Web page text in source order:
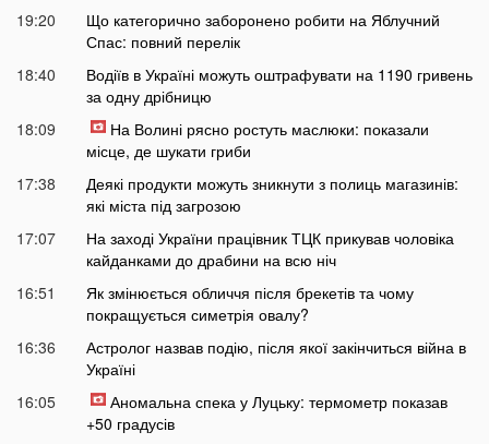
19:20
Що категорично заборонено робити на Яблучний
Спас: повний перелік
18:40
Водіїв в Україні можуть оштрафувати на 1190 гривень
за одну дрібницю
18:09
На Волині рясно ростуть маслюки: показали
місце, де шукати гриби
17:38
Деякі продукти можуть зникнути з полиць магазинів:
які міста під загрозою
17:07
На заході України працівник ТЦК прикував чоловіка
кайданками до драбини на всю ніч
16:51
Як змінюється обличчя після брекетів та чому
покращується симетрія овалу?
16:36
Астролог назвав подію, після якої закінчиться війна в
Україні
16:05
Аномальна спека у Луцьку: термометр показав
+50 градусів